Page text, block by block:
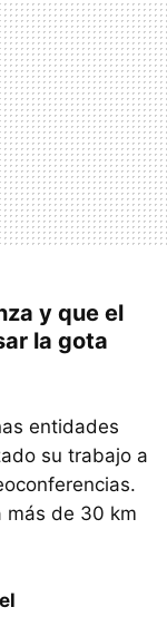
y que el
la gota
entidades
su trabajo a
más de 30 km